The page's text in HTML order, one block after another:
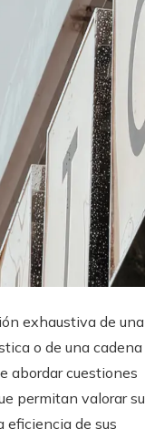
exhaustiva de una
o de una cadena
abordar cuestiones
permitan valorar su
eficiencia de sus